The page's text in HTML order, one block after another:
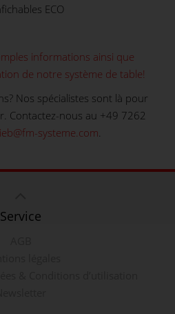
ECO
informations ainsi que
de notre système de table!
Nos spécialistes sont là pour
Contactez-nous au +49 7262
systeme.com.
Service